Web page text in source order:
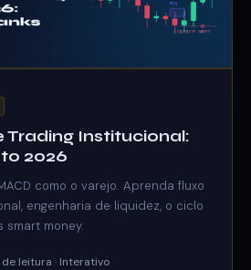
Trading Institucional:
2026
como o varejo. Aprenda fluxo
engenharia de liquidez, o ciclo
smart money.
leitura · Interativo